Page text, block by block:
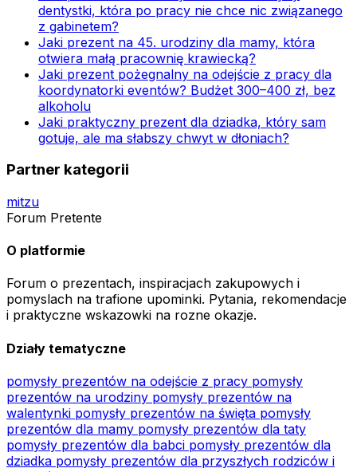
dentystki, która po pracy nie chce nic związanego
z gabinetem?
Jaki prezent na 45. urodziny dla mamy, która
otwiera małą pracownię krawiecką?
Jaki prezent pożegnalny na odejście z pracy dla
koordynatorki eventów? Budżet 300–400 zł, bez
alkoholu
Jaki praktyczny prezent dla dziadka, który sam
gotuje, ale ma słabszy chwyt w dłoniach?
Partner kategorii
mitzu
Forum Pretente
O platformie
Forum o prezentach, inspiracjach zakupowych i
pomyslach na trafione upominki. Pytania, rekomendacje
i praktyczne wskazowki na rozne okazje.
Działy tematyczne
pomysły prezentów na odejście z pracy pomysły
prezentów na urodziny pomysły prezentów na
walentynki pomysły prezentów na święta pomysły
prezentów dla mamy pomysły prezentów dla taty
pomysły prezentów dla babci pomysły prezentów dla
dziadka pomysły prezentów dla przyszłych rodziców i